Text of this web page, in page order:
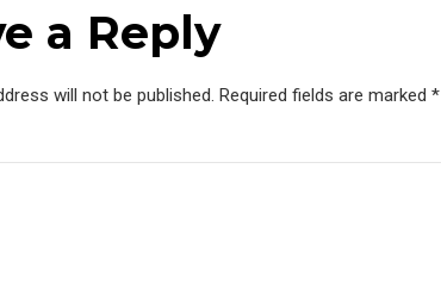
a Reply
will not be published. Required fields are marked *